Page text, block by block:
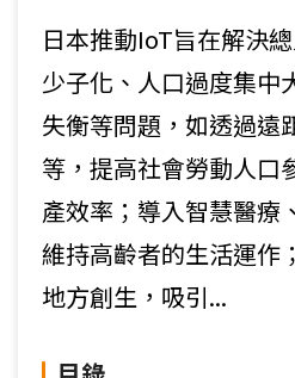
日本推動IoT旨在解決
少子化、人口過度集中
失衡等問題，如透過遠
等，提高社會勞動人口
產效率；導入智慧醫療
維持高齡者的生活運作
地方創生，吸引...